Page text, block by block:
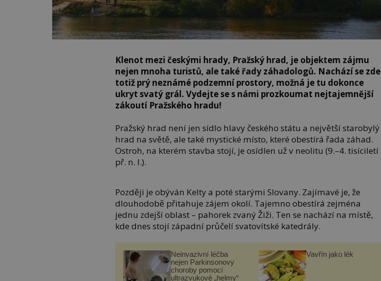
Klenot mezi českými hrady, Pražský hrad, je objektem zájmu
nejen mnoha turistů, ale také řady záhadologů. Nachází se zde
totiž prý neznámé podzemní prostory, možná je tu dokonce
ukryt svatý grál. Vydejte se s námi prozkoumat nejtajemnější
zákoutí Pražského hradu!
Pražský hrad není jen sídlo hlavy českého státu a největší starobylý
hrad na světě, ale také mystické místo, které obestírá řada záhad.
Ostroh, na kterém stavba stojí, je osídlen už v neolitu (9.–4. tisíciletí
př. n. l.).
Později je obýván Kelty a poté starými Slovany. Zajímavé je, že
dlouhodobě přitahuje zájem okolí. Tajemno obestírá zejména
jednu zdejší oblast – pahorek zvaný Žiži. Ten se nachází na místě,
kde dnes stojí západní průčelí svatovítské katedrály.
Neinvazivní léčba
nejen Parkinsonovy
choroby pomocí
ultrazvukové „helmy“
Vavřín jako lék